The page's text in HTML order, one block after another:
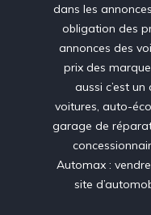
dans les
obligation des
annonces des
prix des
aussi c’est
voitures, auto-
garage de
Automax :
site